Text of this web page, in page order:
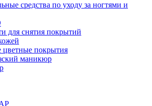
средства по уходу за ногтями и
для снятия покрытий
цветные покрытия
маникюр